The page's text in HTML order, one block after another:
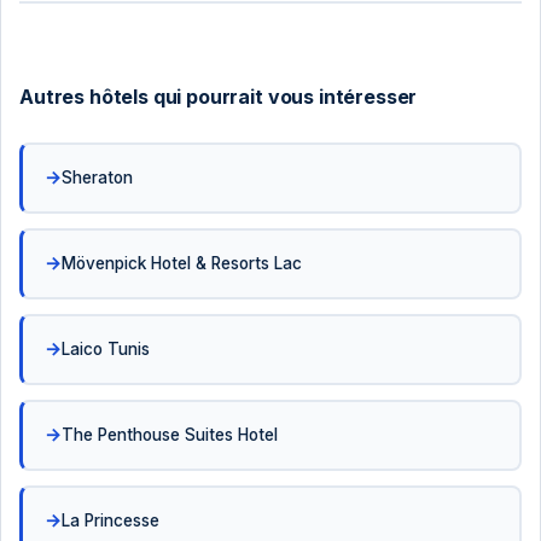
Autres hôtels qui pourrait vous intéresser
Sheraton
Mövenpick Hotel & Resorts Lac
Laico Tunis
The Penthouse Suites Hotel
La Princesse